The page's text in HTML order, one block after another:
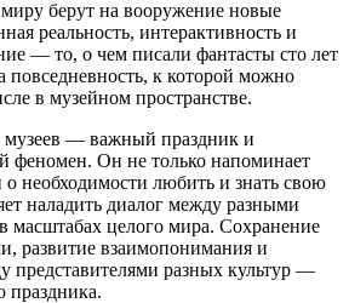
берут на вооружение новые
реальность, интерактивность и
— то, о чем писали фантасты сто лет
повседневность, к которой можно
в музейном пространстве.
— важный праздник и
феномен. Он не только напоминает
необходимости любить и знать свою
наладить диалог между разными
масштабах целого мира. Сохранение
развитие взаимопонимания и
представителями разных культур —
праздника.